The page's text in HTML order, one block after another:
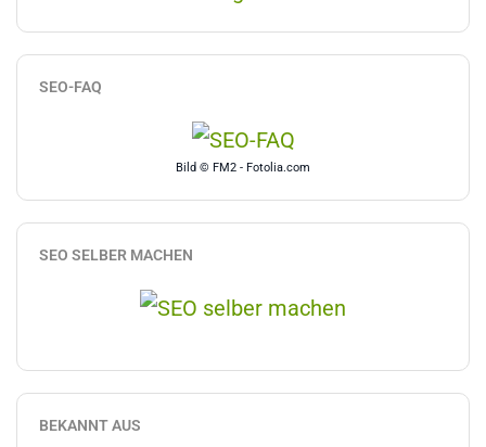
SEO-FAQ
Bild © FM2 - Fotolia.com
SEO SELBER MACHEN
BEKANNT AUS